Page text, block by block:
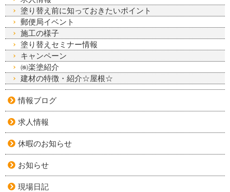
塗り替え前に知っておきたいポイント
郵便局イベント
施工の様子
塗り替えセミナー情報
キャンペーン
㈱楽塗紹介
建材の特徴・紹介☆屋根☆
情報ブログ
求人情報
休暇のお知らせ
お知らせ
現場日記